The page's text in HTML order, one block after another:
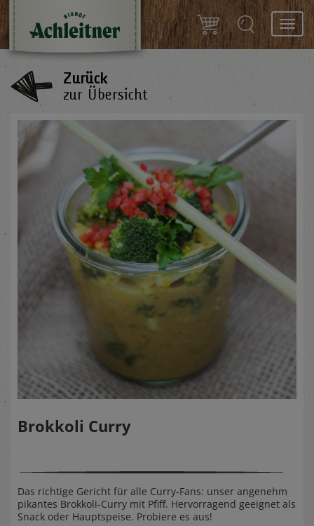
Zurück
zur Übersicht
Brokkoli Curry
Das richtige Gericht für alle Curry-Fans: unser angenehm
pikantes Brokkoli-Curry mit Pfiff. Hervorragend geeignet als
Snack oder Hauptspeise. Probiere es aus!